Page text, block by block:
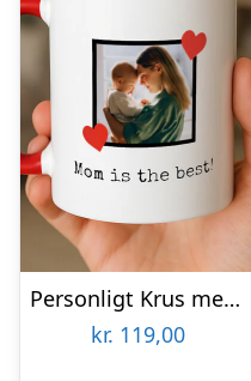
Personligt Krus med Foto & Kærlig Tekst
kr. 119,00